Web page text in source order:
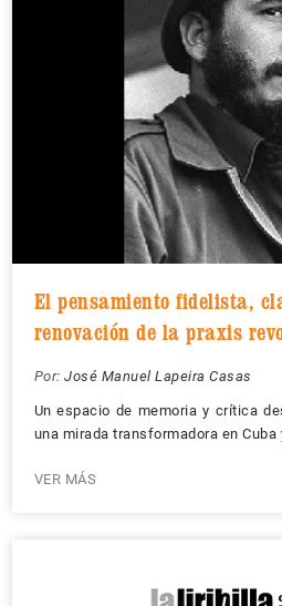
El pensamiento fidelista,
renovación de la praxis
Por: José Manuel Lapeira Casas
Un espacio de memoria y crítica
una mirada transformadora en Cuba
VER MÁS